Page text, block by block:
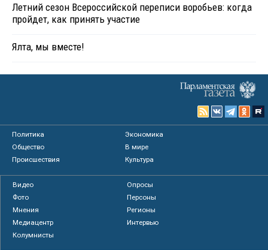
Летний сезон Всероссийской переписи воробьев: когда
пройдет, как принять участие
Ялта, мы вместе!
Политика
Экономика
Общество
В мире
Происшествия
Культура
Видео
Опросы
Фото
Персоны
Мнения
Регионы
Медиацентр
Интервью
Колумнисты